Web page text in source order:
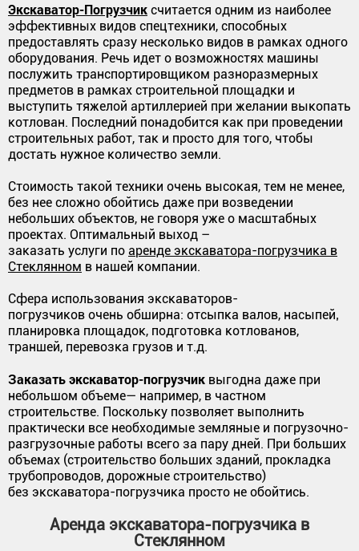
Экскаватор-Погрузчик считается одним из наиболее
эффективных видов спецтехники, способных
предоставлять сразу несколько видов в рамках одного
оборудования. Речь идет о возможностях машины
послужить транспортировщиком разноразмерных
предметов в рамках строительной площадки и
выступить тяжелой артиллерией при желании выкопать
котлован. Последний понадобится как при проведении
строительных работ, так и просто для того, чтобы
достать нужное количество земли.
Стоимость такой техники очень высокая, тем не менее,
без нее сложно обойтись даже при возведении
небольших объектов, не говоря уже о масштабных
проектах. Оптимальный выход –
заказать услуги по аренде экскаватора-погрузчика в
Стеклянном в нашей компании.
Сфера использования экскаваторов-
погрузчиков очень обширна: отсыпка валов, насыпей‚
планировка площадок, подготовка котлованов,
траншей, перевозка грузов и т.д.
Заказать экскаватор-погрузчик выгодна даже при
небольшом объеме— например, в частном
строительстве. Поскольку позволяет выполнить
практически все необходимые земляные и погрузочно-
разгрузочные работы всего за пару дней. При больших
объемах (строительство больших зданий, прокладка
трубопроводов, дорожные строительство)
без экскаватора-погрузчика просто не обойтись.
Аренда экскаватора-погрузчика в
Стеклянном